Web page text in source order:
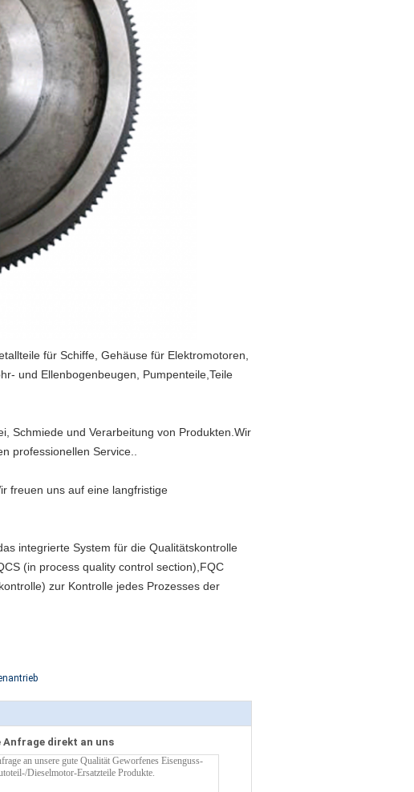
für Schiffe, Gehäuse für Elektromotoren,
und Ellenbogenbeugen, Pumpenteile,Teile
Schmiede und Verarbeitung von Produkten.Wir
professionellen Service..
freuen uns auf eine langfristige
integrierte System für die Qualitätskontrolle
(in process quality control section),FQC
zur Kontrolle jedes Prozesses der
Anfrage direkt an uns